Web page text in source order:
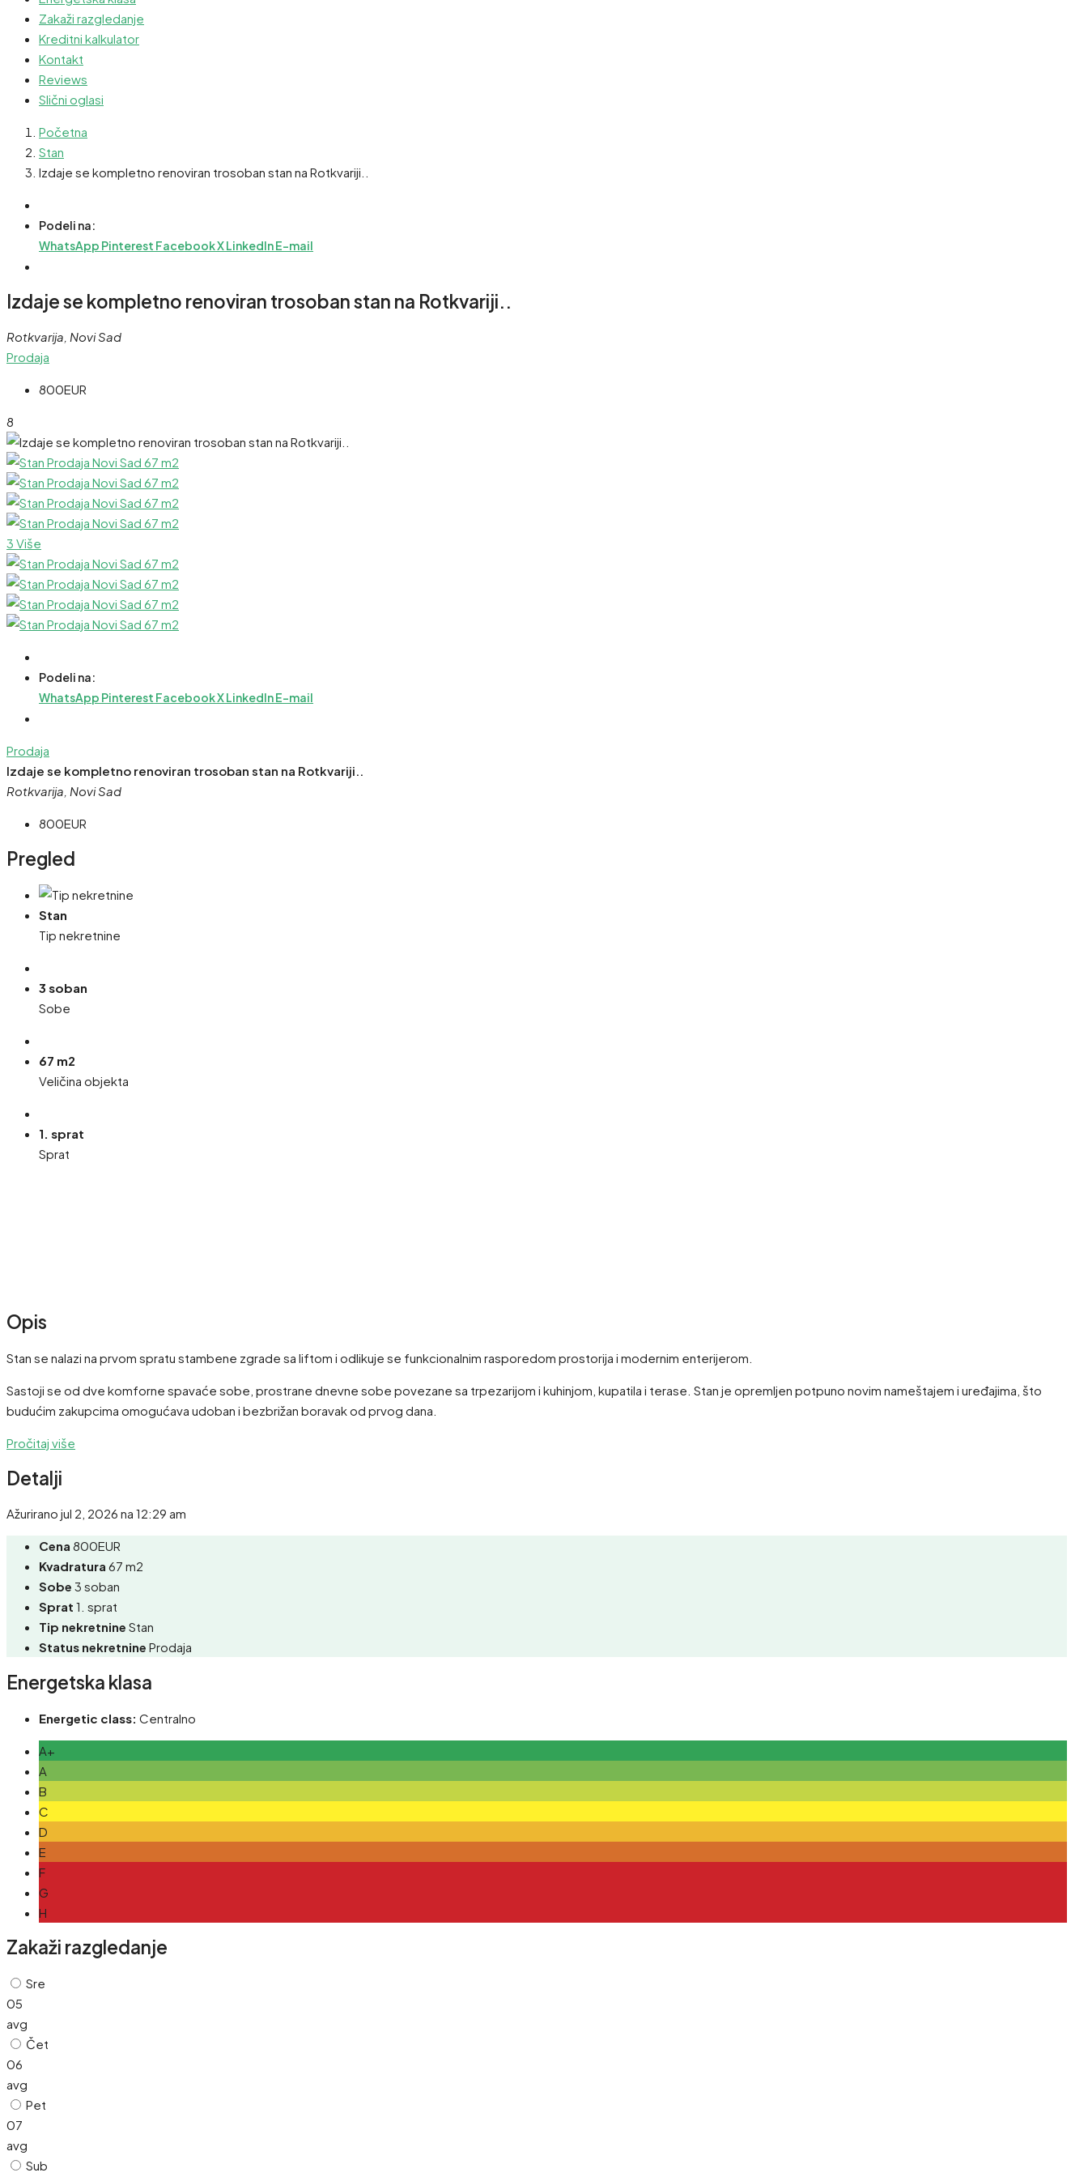
Zakaži razgledanje
Kreditni kalkulator
Kontakt
Reviews
Slični oglasi
Početna
Stan
Izdaje se kompletno renoviran trosoban stan na Rotkvariji..
Podeli na:
WhatsApp Pinterest FacebookXLinkedInE-mail
Izdaje se kompletno renoviran trosoban stan na Rotkvariji..
Rotkvarija, Novi Sad
Prodaja
800EUR
8
3 Više
Podeli na:
WhatsApp Pinterest FacebookXLinkedInE-mail
Prodaja
Izdaje se kompletno renoviran trosoban stan na Rotkvariji..
Rotkvarija, Novi Sad
800EUR
Pregled
Stan
Tip nekretnine
3 soban
Sobe
67 m2
Veličina objekta
1. sprat
Sprat
Opis
Stan se nalazi na prvom spratu stambene zgrade sa liftom i odlikuje se funkcionalnim rasporedom prostorija i modernim enterijerom.
Sastoji se od dve komforne spavaće sobe, prostrane dnevne sobe povezane sa trpezarijom i kuhinjom, kupatila i terase. Stan je opremljen potpuno novim nameštajem i uređajima, što
budućim zakupcima omogućava udoban i bezbrižan boravak od prvog dana.
Pročitaj više
Detalji
Ažurirano jul 2, 2026 na 12:29 am
Cena 800EUR
Kvadratura 67 m2
Sobe 3 soban
Sprat 1. sprat
Tip nekretnine Stan
Status nekretnine Prodaja
Energetska klasa
Energetic class: Centralno
A+
A
B
C
D
E
F
G
H
Zakaži razgledanje
Sre
05
avg
Čet
06
avg
Pet
07
avg
Sub